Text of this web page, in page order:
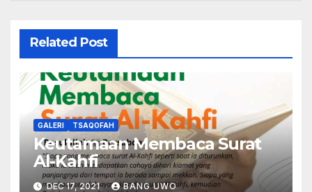
Related Post
GALERI TSAQOFAH
Keutamaan Membaca Surat
Al-Kahfi
DEC 17, 2021 BANG UWO